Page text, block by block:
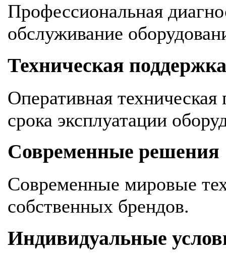
Профессиональная
обслуживание
Техническая поддержка
Оперативная техническая
срока эксплуатации
Современные решения
Современные мировые
собственных брендов.
Индивидуальные